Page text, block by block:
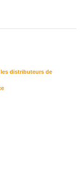
distributeurs de